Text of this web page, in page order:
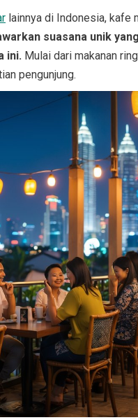
lainnya di Indonesia, kafe
suasana unik
ini. Mulai dari makanan
pengunjung.